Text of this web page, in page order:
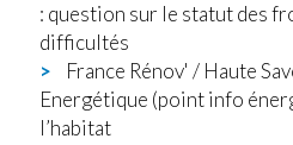
: question sur le statut des
difficultés
France Rénov' / Haute
Energétique (point info
l’habitat